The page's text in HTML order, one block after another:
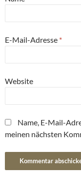
E-Mail-Adresse *
Website
Name, E-Mail-
meinen nächsten